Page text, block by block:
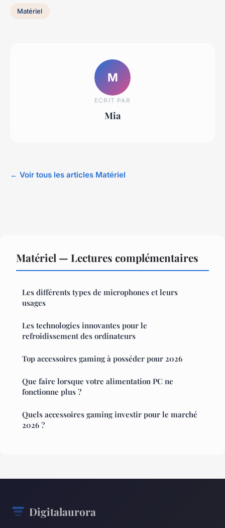
Matériel
M
ECRIT PAR
Mia
← Voir tous les articles Matériel
Matériel — Lectures complémentaires
Les différents types de microphones et leurs
usages
Les technologies innovantes pour le
refroidissement des ordinateurs
Top accessoires gaming à posséder pour 2026
Que faire lorsque votre alimentation PC ne
fonctionne plus ?
Quels accessoires gaming investir pour le marché
2026 ?
Digitalaurora